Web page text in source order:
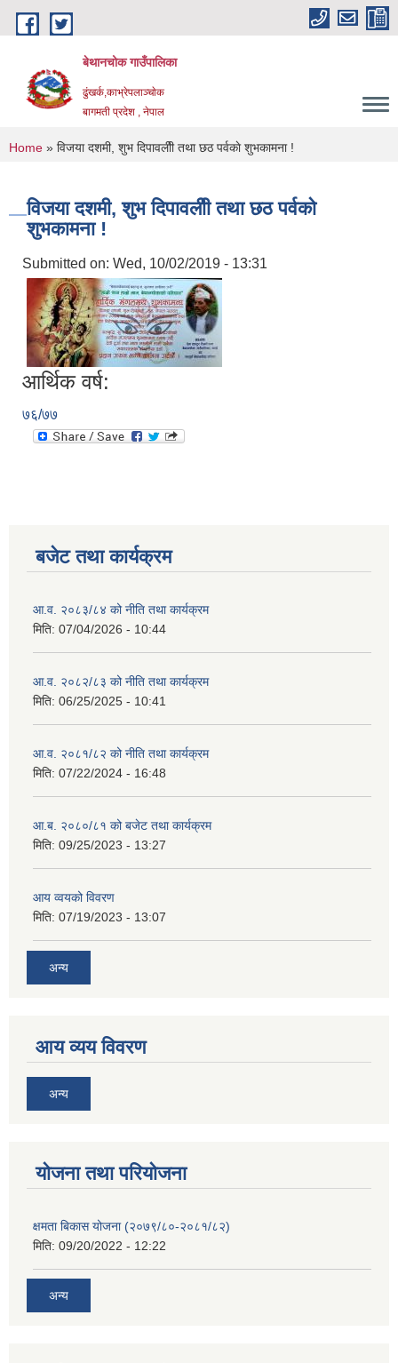
Skip to main content
बेथानचोक गाउँपालिका
ढुंखर्क,काभ्रेपलाञ्चाेक
बागमती प्रदेश , नेपाल
You are here
Home » विजया दशमी, शुभ दिपावलीी तथा छठ पर्वकाे शुभकामना !
विजया दशमी, शुभ दिपावलीी तथा छठ पर्वकाे
शुभकामना !
Submitted on: Wed, 10/02/2019 - 13:31
आर्थिक वर्ष:
७६/७७
बजेट तथा कार्यक्रम
आ.व. २०८३/८४ को नीति तथा कार्यक्रम
मिति: 07/04/2026 - 10:44
आ.व. २०८२/८३ को नीति तथा कार्यक्रम
मिति: 06/25/2025 - 10:41
आ.व. २०८१/८२ को नीति तथा कार्यक्रम
मिति: 07/22/2024 - 16:48
आ.ब. २०८०/८१ को बजेट तथा कार्यक्रम
मिति: 09/25/2023 - 13:27
आय व्वयको विवरण
मिति: 07/19/2023 - 13:07
अन्य
आय व्यय विवरण
अन्य
याेजना तथा परियाेजना
क्षमता बिकास योजना (२०७९/८०-२०८१/८२)
मिति: 09/20/2022 - 12:22
अन्य